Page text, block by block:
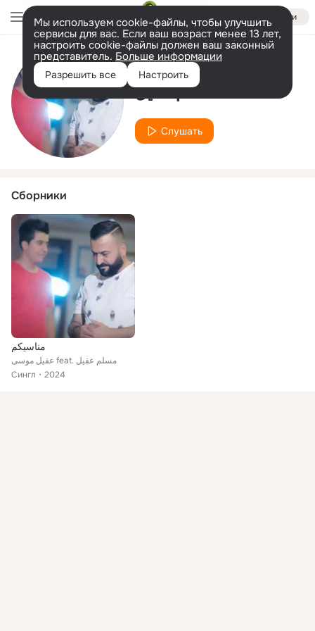
Войти
Мы используем cookie-файлы, чтобы улучшить
сервисы для вас. Если ваш возраст менее 13 лет,
настроить cookie-файлы должен ваш законный
представитель. Больше информации
Разрешить все Настроить
Исполнитель
مسلم عقيل
Слушать
Сборники
مناسيكم
عقيل موسى feat. مسلم عقيل
Сингл
2024